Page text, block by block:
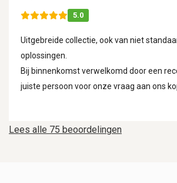
Lees alle 75 beoordelingen
5.0
Uitgebreide collectie, ook van niet
oplossingen.
Bij binnenkomst verwelkomd door een
juiste persoon voor onze vraag aan ons